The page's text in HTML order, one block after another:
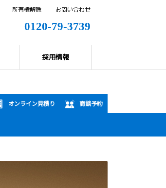
0120-79-3739
採用情報
所有権解除 お問い合わせ
オンライン見積り 商談予約